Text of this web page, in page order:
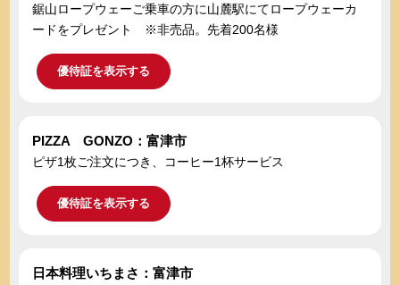
鋸山ロープウェーご乗車の方に山麓駅にてロープウェーカ
ードをプレゼント ※非売品。先着200名様
優待証を表示する
PIZZA GONZO：富津市
ピザ1枚ご注文につき、コーヒー1杯サービス
優待証を表示する
日本料理いちまさ：富津市